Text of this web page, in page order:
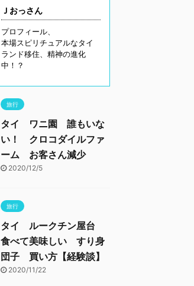
Ｊおっさん
プロフィール、
本場スピリチュアルなタイ
ランド移住、精神の進化
中！？
旅行
タイ ワニ園 誰もいな
い！ クロコダイルファ
ーム お客さん減少
2020/12/5
旅行
タイ ルークチン屋台
食べて美味しい すり身
団子 買い方【経験談】
2020/11/22